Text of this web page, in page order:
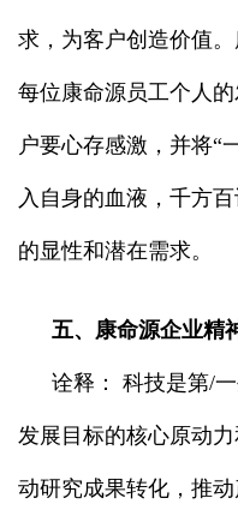
求，为客户创造价值
每位康命源员工个人
户要心存感激，并将“
入自身的血液，千方
的显性和潜在需求。
五、康命源企业精
诠释： 科技是第/
发展目标的核心原动
动研究成果转化，推